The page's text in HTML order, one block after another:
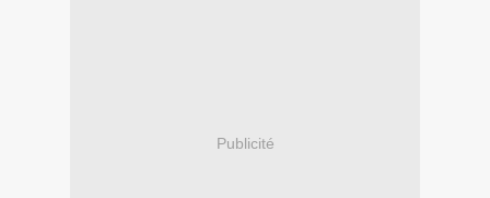
Publicité